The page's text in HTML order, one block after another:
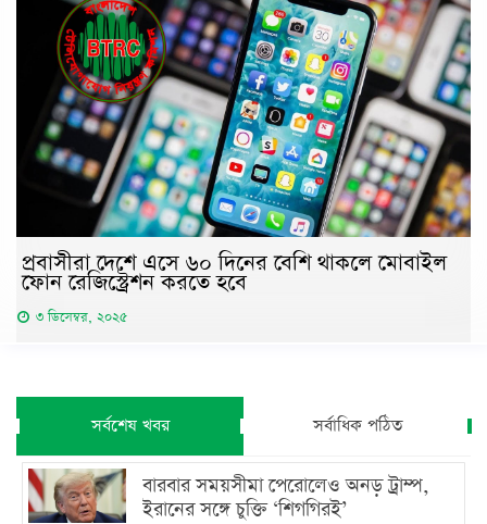
প্রবাসীরা দেশে এসে ৬০ দিনের বেশি থাকলে মোবাইল
ফোন রেজিস্ট্রেশন করতে হবে
৩ ডিসেম্বর, ২০২৫
সর্বশেষ খবর সর্বাধিক পঠিত
বারবার সময়সীমা পেরোলেও অনড় ট্রাম্প,
ইরানের সঙ্গে চুক্তি ‘শিগগিরই’